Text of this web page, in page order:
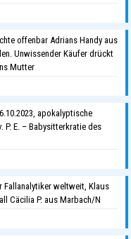
offenbar Adrians Handy aus
Unwissender Käufer drückt
Mutter
apokalyptische
P. E. – Babysitterkratie des
Fallanalytiker weltweit, Klaus
Cäcilia P. aus Marbach/N